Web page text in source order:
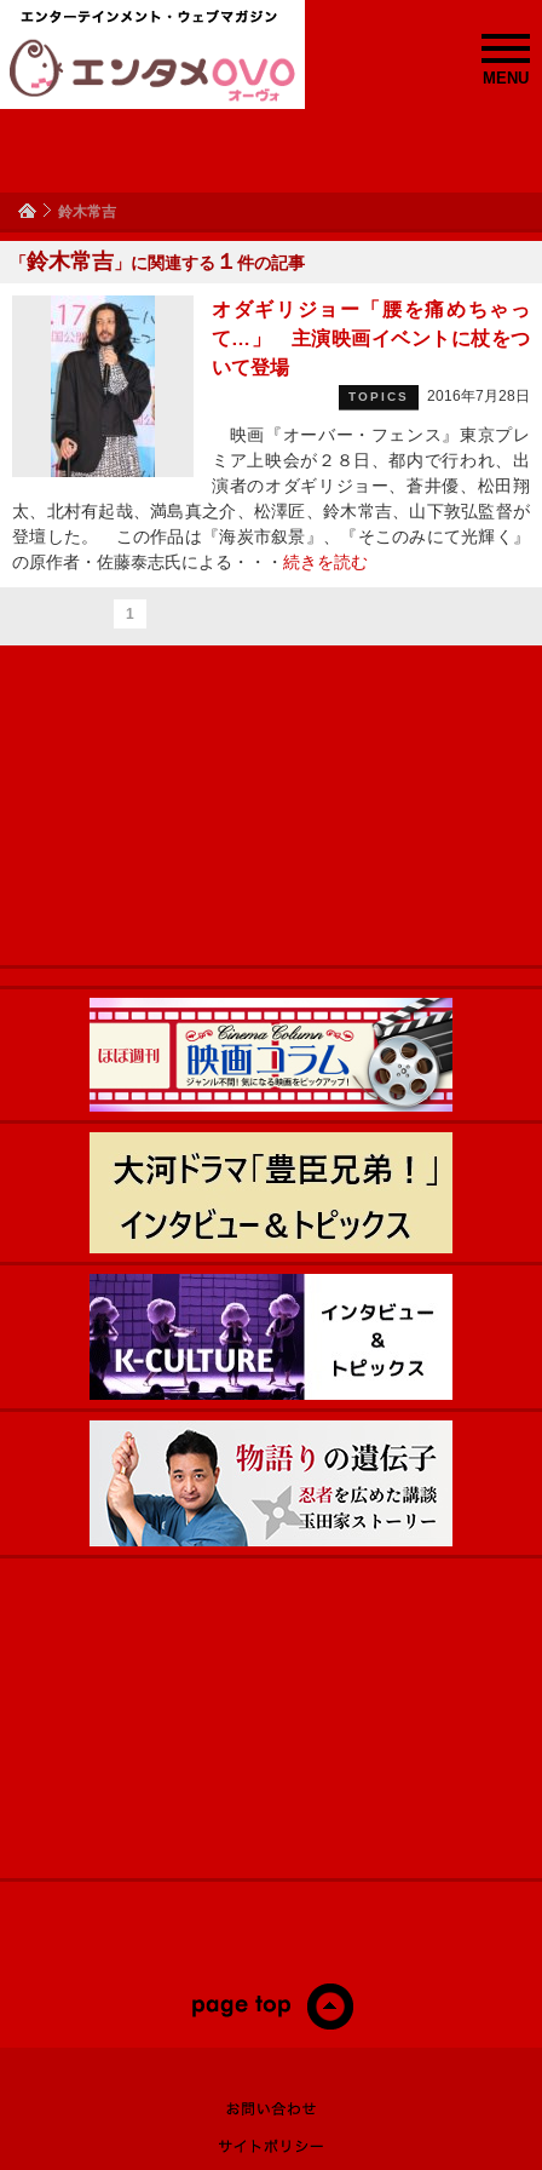
MENU
鈴木常吉
「鈴木常吉 」に関連する １ 件の記事
オダギリジョー「腰を痛めちゃっ
て…」 主演映画イベントに杖をつ
いて登場
TOPICS 2016年7月28日
映画『オーバー・フェンス』東京プレ
ミア上映会が２８日、都内で行われ、出
演者のオダギリジョー、蒼井優、松田翔
太、北村有起哉、満島真之介、松澤匠、鈴木常吉、山下敦弘監督が
登壇した。 この作品は『海炭市叙景』、『そこのみにて光輝く』
の原作者・佐藤泰志氏による・・・ 続きを読む
1